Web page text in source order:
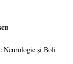
Neurologie și Boli